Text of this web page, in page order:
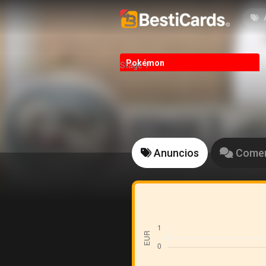
Pokémon
Stage 1
Anuncios